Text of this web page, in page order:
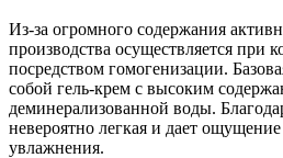
Из-за огромного содержания
производства осуществляется при
посредством гомогенизации.
собой гель-крем с высоким
деминерализованной воды.
невероятно легкая и дает
увлажнения.